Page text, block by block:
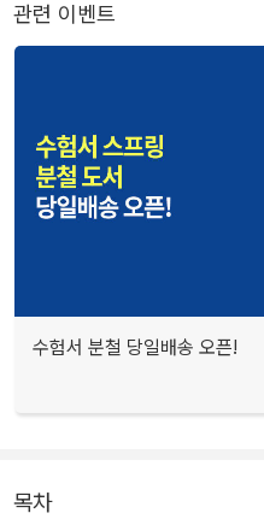
관련 이벤트
수험서 분철 당일배송 오픈!
목차